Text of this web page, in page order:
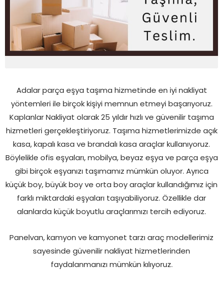
Adalar parça eşya taşıma hizmetinde en iyi nakliyat
yöntemleri ile birçok kişiyi memnun etmeyi başarıyoruz.
Kaplanlar Nakliyat olarak 25 yıldır hızlı ve güvenilir taşıma
hizmetleri gerçekleştiriyoruz. Taşıma hizmetlerimizde açık
kasa, kapalı kasa ve brandalı kasa araçlar kullanıyoruz.
Böylelikle ofis eşyaları, mobilya, beyaz eşya ve parça eşya
gibi birçok eşyanızı taşımamız mümkün oluyor. Ayrıca
küçük boy, büyük boy ve orta boy araçlar kullandığımız için
farklı miktardaki eşyaları taşıyabiliyoruz. Özellikle dar
alanlarda küçük boyutlu araçlarımızı tercih ediyoruz.
Panelvan, kamyon ve kamyonet tarzı araç modellerimiz
sayesinde güvenilir nakliyat hizmetlerinden
faydalanmanızı mümkün kılıyoruz.